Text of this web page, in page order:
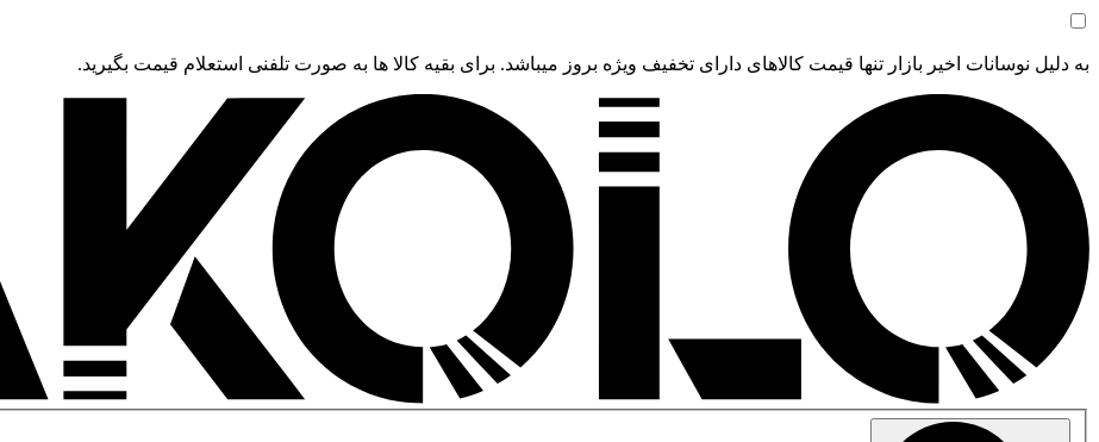
به دلیل نوسانات اخیر بازار تنها قیمت کالاهای دارای تخفیف ویژه بروز میباشد. برای بقیه کالا ها به صورت تلفنی استعلام قیمت بگیرید.